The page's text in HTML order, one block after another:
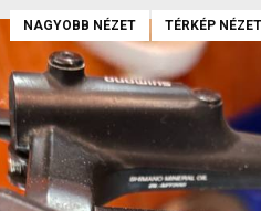
NAGYOBB NÉZET TÉRKÉP NÉZET